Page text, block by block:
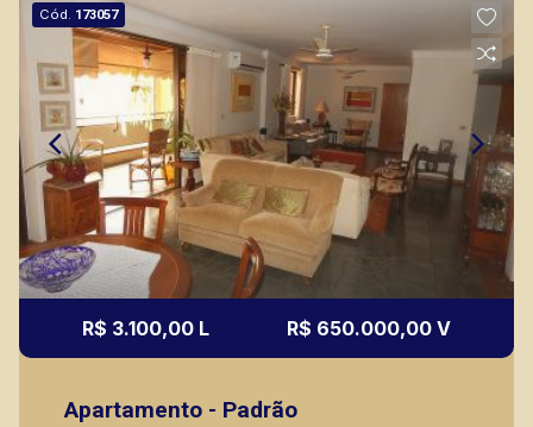
Cód. 173057
R$ 3.100,00 L R$ 650.000,00 V
Apartamento - Padrão